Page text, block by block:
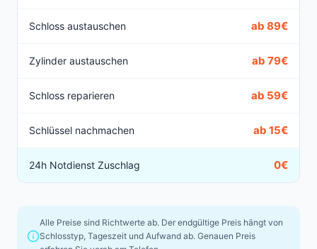
Schloss austauschen ab 89€
Zylinder austauschen ab 79€
Schloss reparieren ab 59€
Schlüssel nachmachen ab 15€
24h Notdienst Zuschlag 0€
Alle Preise sind Richtwerte ab. Der endgültige Preis hängt von
Schlosstyp, Tageszeit und Aufwand ab. Genauen Preis